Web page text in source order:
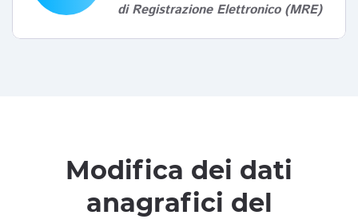
di Registrazione Elettronico (MRE)
Modifica dei dati
anagrafici del